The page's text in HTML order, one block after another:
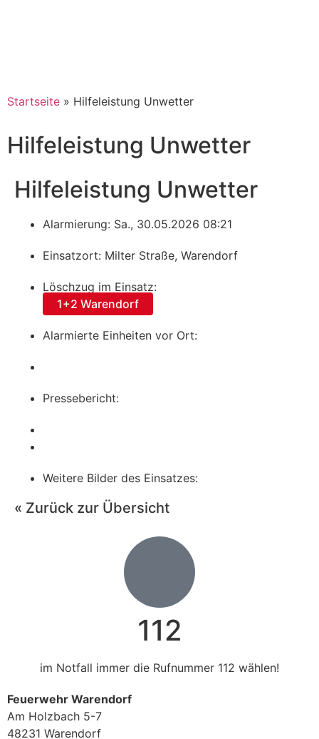
Startseite » Hilfeleistung Unwetter
Hilfeleistung Unwetter
Hilfeleistung Unwetter
Alarmierung: Sa., 30.05.2026 08:21
Einsatzort: Milter Straße, Warendorf
Löschzug im Einsatz:
1+2 Warendorf
Alarmierte Einheiten vor Ort:
Pressebericht:
Weitere Bilder des Einsatzes:
« Zurück zur Übersicht
112
im Notfall immer die Rufnummer 112 wählen!
Feuerwehr Warendorf
Am Holzbach 5-7
48231 Warendorf